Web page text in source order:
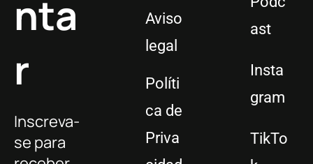
nta
r
Inscreva-
se para
Aviso
legal
Políti
ca de
Priva
ast
Insta
gram
TikTo